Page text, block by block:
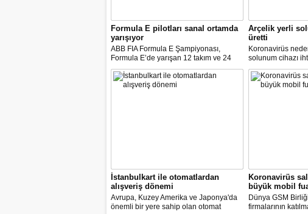
Formula E pilotları sanal ortamda
yarışıyor
ABB FIA Formula E Şampiyonası,
Formula E’de yarışan 12 takım ve 24
pilot ile birlikte “ABB Formula E Race at
Home Challenge” organizasyonunda
yarışacak.
Arçelik yerli
üretti
Koronavirüs
solunum cihazı
solunum cihazı
Biyomedikal
ASELSAN ve
İstanbulkart ile otomatlardan
alışveriş dönemi
Avrupa, Kuzey Amerika ve Japonya'da
önemli bir yere sahip olan otomat
Koronavirüs
büyük mobil
Dünya GSM
firmalarının